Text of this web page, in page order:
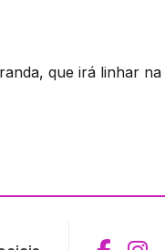
que irá linhar na